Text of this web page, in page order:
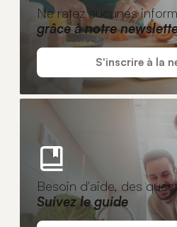
Ne ratez aucunes
grâce à notre
S'inscrire à la
Besoin d'aide, des
Suivez le guide